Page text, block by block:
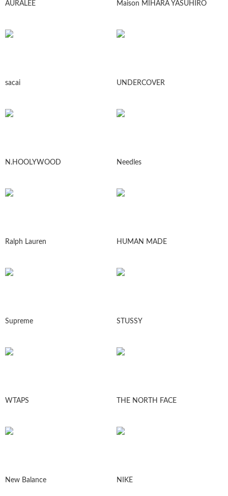
AURALEE Maison MIHARA YASUHIRO
sacai UNDERCOVER
N.HOOLYWOOD Needles
Ralph Lauren HUMAN MADE
Supreme STUSSY
WTAPS THE NORTH FACE
New Balance NIKE